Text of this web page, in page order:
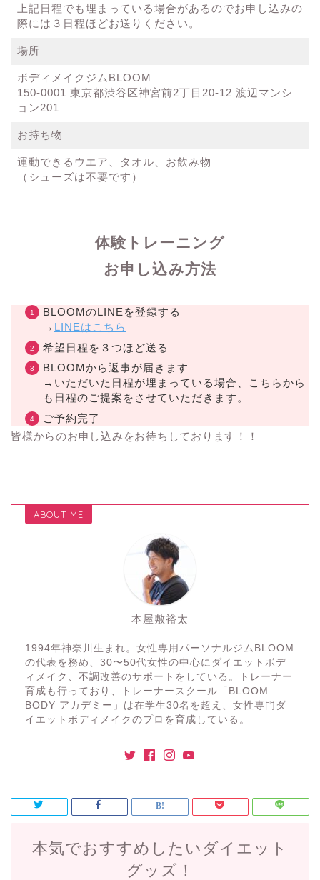
上記日程でも埋まっている場合があるのでお申し込みの
際には３日程ほどお送りください。
場所
ボディメイクジムBLOOM
150-0001 東京都渋谷区神宮前2丁目20-12 渡辺マンシ
ョン201
お持ち物
運動できるウエア、タオル、お飲み物
（シューズは不要です）
体験トレーニング
お申し込み方法
BLOOMのLINEを登録する
→ LINEはこちら
希望日程を３つほど送る
BLOOMから返事が届きます
→いただいた日程が埋まっている場合、こちらから
も日程のご提案をさせていただきます。
ご予約完了
皆様からのお申し込みをお待ちしております！！
ABOUT ME
本屋敷裕太
1994年神奈川生まれ。女性専用パーソナルジムBLOOM
の代表を務め、30〜50代女性の中心にダイエットボデ
ィメイク、不調改善のサポートをしている。トレーナー
育成も行っており、トレーナースクール「BLOOM
BODY アカデミー」は在学生30名を超え、女性専門ダ
イエットボディメイクのプロを育成している。
本気でおすすめしたいダイエット
グッズ！